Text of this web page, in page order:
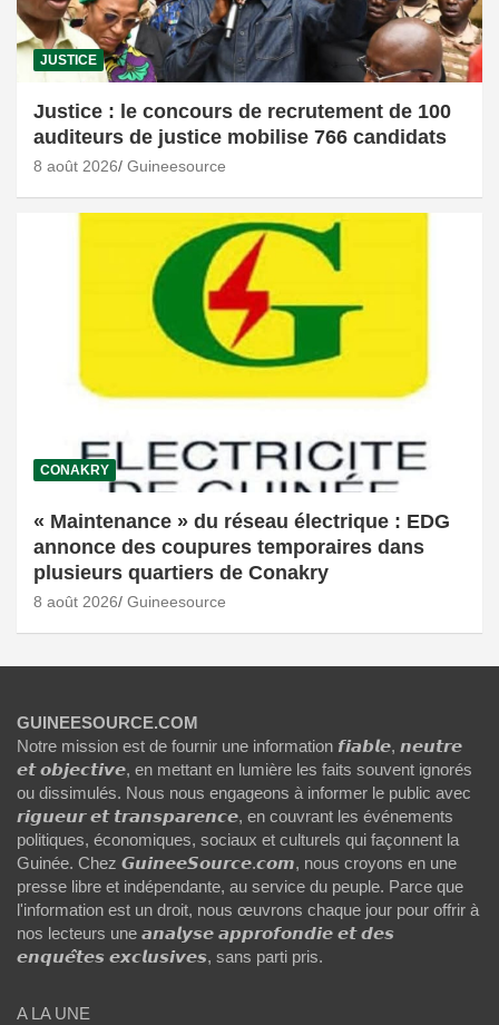
JUSTICE
Justice : le concours de recrutement de 100
auditeurs de justice mobilise 766 candidats
8 août 2026 Guineesource
CONAKRY
« Maintenance » du réseau électrique : EDG
annonce des coupures temporaires dans
plusieurs quartiers de Conakry
8 août 2026 Guineesource
GUINEESOURCE.COM
Notre mission est de fournir une information 𝙛𝙞𝙖𝙗𝙡𝙚, 𝙣𝙚𝙪𝙩𝙧𝙚
𝙚𝙩 𝙤𝙗𝙟𝙚𝙘𝙩𝙞𝙫𝙚, en mettant en lumière les faits souvent ignorés
ou dissimulés. Nous nous engageons à informer le public avec
𝙧𝙞𝙜𝙪𝙚𝙪𝙧 𝙚𝙩 𝙩𝙧𝙖𝙣𝙨𝙥𝙖𝙧𝙚𝙣𝙘𝙚, en couvrant les événements
politiques, économiques, sociaux et culturels qui façonnent la
Guinée. Chez 𝙂𝙪𝙞𝙣𝙚𝙚𝙎𝙤𝙪𝙧𝙘𝙚.𝙘𝙤𝙢, nous croyons en une
presse libre et indépendante, au service du peuple. Parce que
l'information est un droit, nous œuvrons chaque jour pour offrir à
nos lecteurs une 𝙖𝙣𝙖𝙡𝙮𝙨𝙚 𝙖𝙥𝙥𝙧𝙤𝙛𝙤𝙣𝙙𝙞𝙚 𝙚𝙩 𝙙𝙚𝙨
𝙚𝙣𝙦𝙪𝙚̂𝙩𝙚𝙨 𝙚𝙭𝙘𝙡𝙪𝙨𝙞𝙫𝙚𝙨, sans parti pris.
A LA UNE